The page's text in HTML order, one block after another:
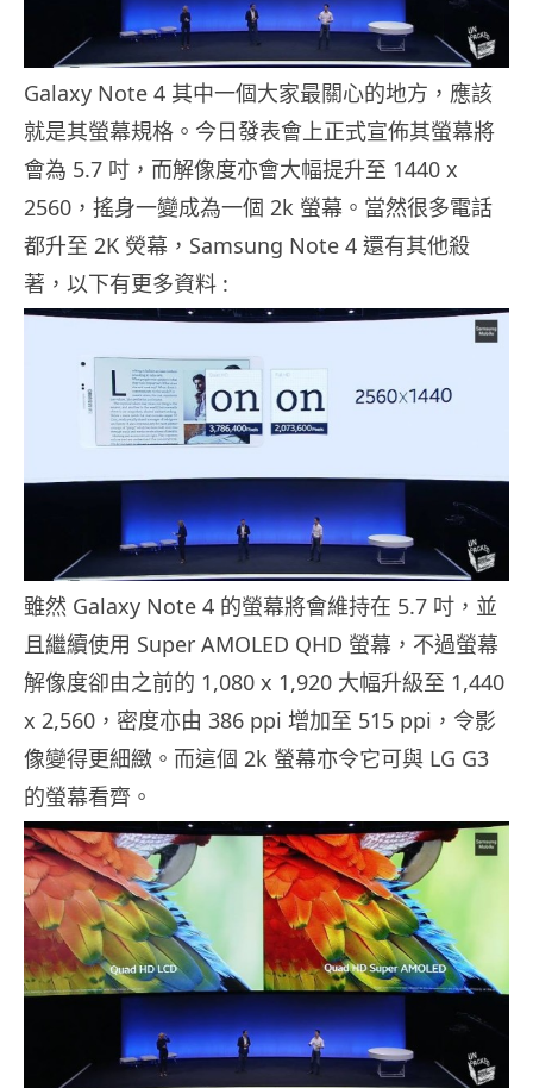
Galaxy Note 4 其中一個大家最關心的地方，應該
就是其螢幕規格。今日發表會上正式宣佈其螢幕將
會為 5.7 吋，而解像度亦會大幅提升至 1440 x
2560，搖身一變成為一個 2k 螢幕。當然很多電話
都升至 2K 熒幕，Samsung Note 4 還有其他殺
著，以下有更多資料 :
雖然 Galaxy Note 4 的螢幕將會維持在 5.7 吋，並
且繼續使用 Super AMOLED QHD 螢幕，不過螢幕
解像度卻由之前的 1,080 x 1,920 大幅升級至 1,440
x 2,560，密度亦由 386 ppi 增加至 515 ppi，令影
像變得更細緻。而這個 2k 螢幕亦令它可與 LG G3
的螢幕看齊。